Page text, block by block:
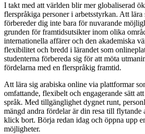
I takt med att världen blir mer globaliserad
flerspråkiga personer i arbetsstyrkan. Att
förbereder dig inte bara för nuvarande
grunden för framtidsutsikter inom olika
internationella affärer och den akademiska
flexibilitet och bredd i lärandet som
studenterna förbereda sig för att möta
fördelarna med en flerspråkig framtid.
Att lära sig arabiska online via plattformar
omfattande, flexibelt och engagerande sätt
språk. Med tillgänglighet dygnet runt,
mängd andra fördelar är din resa till flytande
klick bort. Börja redan idag och öppna upp
möjligheter.